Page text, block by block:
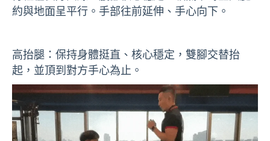
約與地面呈平行。手部往前延伸、手心向下。
高抬腿：保持身體挺直、核心穩定，雙腳交替抬
起，並頂到對方手心為止。